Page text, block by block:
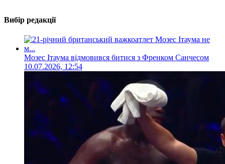
Вибір редакції
Мозес Ітаума відмовився битися з Френком Санчесом
10.07.2026, 12:54